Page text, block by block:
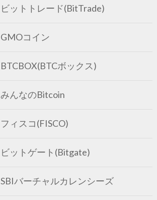
ビットトレード(BitTrade)
GMOコイン
BTCBOX(BTCボックス)
みんなのBitcoin
フィスコ(FISCO)
ビットゲート(Bitgate)
SBIバーチャルカレンシーズ